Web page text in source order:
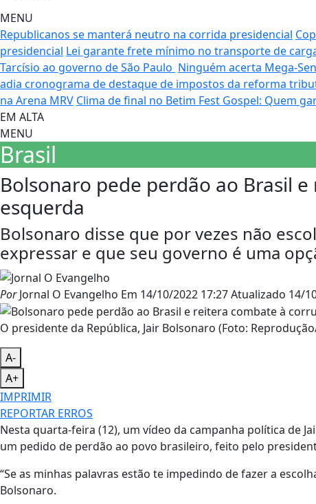
MENU
Republicanos se manterá neutro na corrida presidencial
presidencial Lei garante frete mínimo no transporte de
Tarcísio ao governo de São Paulo Ninguém acerta Mega-
adia cronograma de destaque de impostos da reforma
na Arena MRV Clima de final no Betim Fest Gospel: Quem
EM ALTA
MENU
Brasil
Bolsonaro pede perdão ao Brasil
esquerda
Bolsonaro disse que por vezes não
expressar e que seu governo é uma
PorJornal O Evangelho Em 14/10/2022 17:27Atualizado 14/
O presidente da República, Jair Bolsonaro (Foto:
A-
A+
IMPRIMIR
REPORTAR ERROS
Nesta quarta-feira (12), um vídeo da campanha política de
um pedido de perdão ao povo brasileiro, feito pelo
“Se as minhas palavras estão te impedindo de fazer a
Bolsonaro.